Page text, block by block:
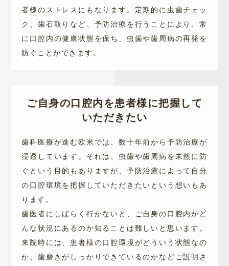
者様のストレスにもなります。定期的に虫歯チェッ
ク、歯石取りなど、予防治療を行うことにより、常
に口腔内の健康状態を保ち、虫歯や歯周病の再発を
防ぐことができます。
ご自身の口腔内を患者様に把握して
いただきたい
歯科医療が進む欧米では、数十年前から予防治療が
浸透しています。それは、虫歯や歯周病を未然に防
ぐという目的もありますが、予防治療によって自分
の口腔環境を把握していただきたいという想いもあ
ります。
歯医者にしばらく行かないと、ご自身の口腔内がど
んな状況にあるのか知ることは難しいと思います。
来院時には、患者様の口腔環境がどういう状態なの
か、歯磨きがしっかりできているのかなどご説明さ